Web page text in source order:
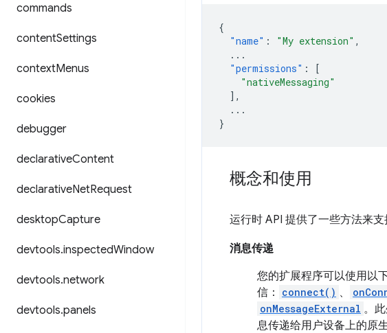
commands
contentSettings
contextMenus
cookies
debugger
declarativeContent
declarativeNetRequest
desktopCapture
devtools.inspectedWindow
devtools.network
devtools.panels
{
"name" : "My extension" ,
...
"permissions" :
[
"nativeMessaging"
],
...
}
概念和使用
运行时 API 提供了一些方法来
消息传递
您的扩展程序可以使用以
信：
connect() 、
onMessageExternal 。
息传递给用户设备上的原生